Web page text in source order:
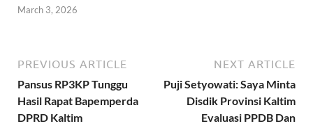
March 3, 2026
PREVIOUS ARTICLE
Pansus RP3KP Tunggu
Hasil Rapat Bapemperda
DPRD Kaltim
NEXT ARTICLE
Puji Setyowati: Saya Minta
Disdik Provinsi Kaltim
Evaluasi PPDB Dan